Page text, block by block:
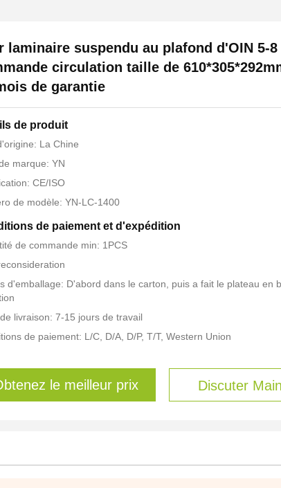
laminaire suspendu au plafond d'OIN 5-
circulation taille de
de garantie
de produit
La Chine
marque: YN
CE/ISO
de modèle: YN-LC-1400
de paiement et d'expédition
de commande min: 1PCS
d'emballage: D'abord dans le carton, puis a fait le plateau en
livraison: 7-15 jours de travail
de paiement: L/C, D/A, D/P, T/T, Western Union
le meilleur prix Discuter